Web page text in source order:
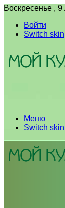
Воскресенье , 9
Войти
Switch skin
Меню
Switch skin